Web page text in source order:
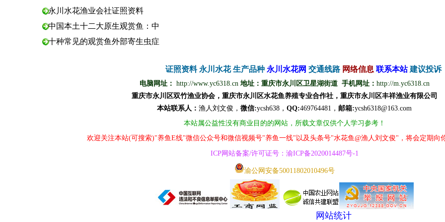
永川水花渔业会社证照资料
中国本土十二大原生观赏鱼：中
十种常见的观赏鱼外部寄生虫症
电脑网址： http://www.yc6318.cn 地址：重庆市永川区卫星湖街道 手机网址： http://m.yc6318.cn
重庆市永川区双竹渔业协会，重庆市永川区水花鱼养殖专业合作社，重庆市永川区丰祥渔业有限公司
本站联系人 ： 渔 人刘 文俊 ， 微信:ycsh638， QQ:469764481， 邮箱:ycsh6318@163.com
本站属公益性没有商业目的的网站，所载文章仅供个人学习参考！
欢迎关注本站(可搜索)"养鱼E线"微信公众号和微信视频号"养鱼一线"以及头条号"水花鱼@渔人刘文俊"，将会定期向
ICP网 站备案/许可证号： 渝ICP备2020014487号-1
渝公网安备50011802010496号
证照资料 永川水花 生产品种 永 川 水花网 交通线路 网络信息 联系本站 建议投诉
网站统计